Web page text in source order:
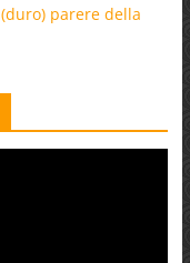
parere della